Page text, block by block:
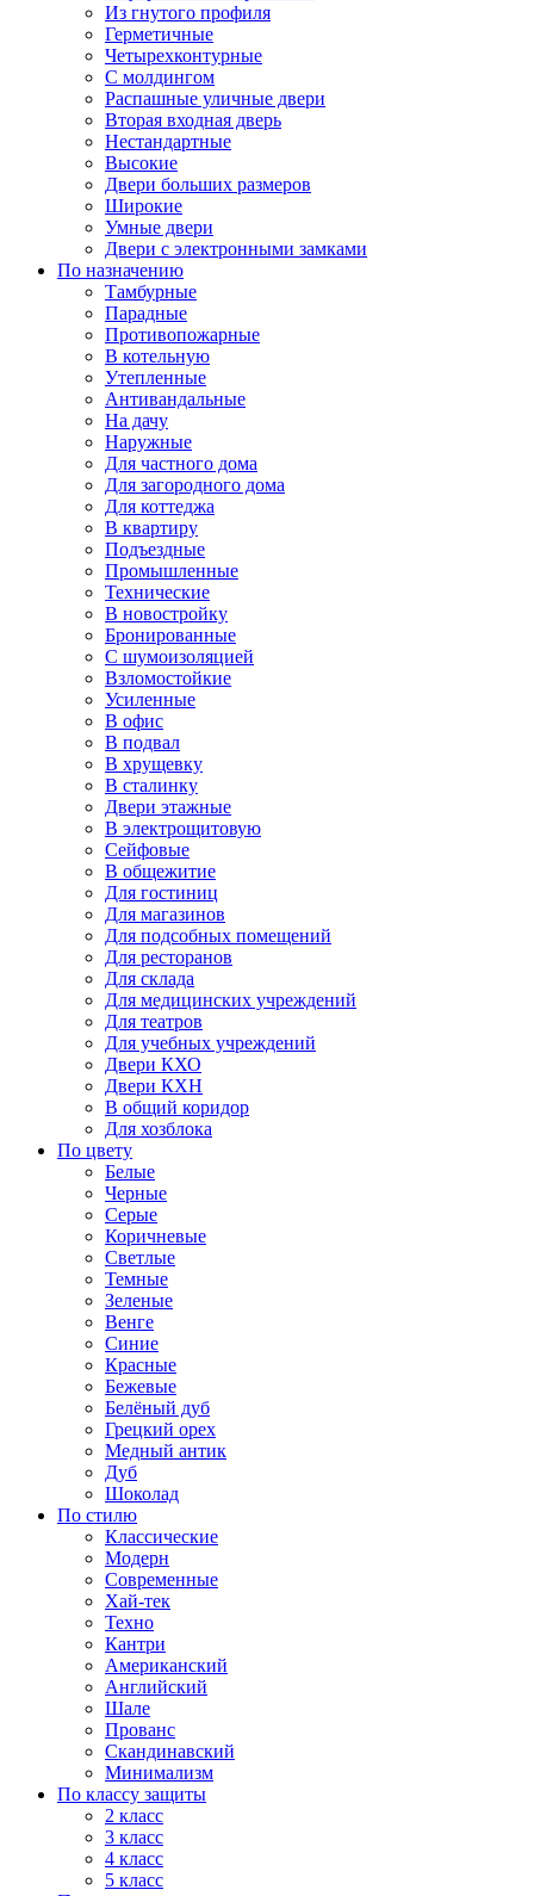
Из гнутого профиля
Герметичные
Четырехконтурные
С молдингом
Распашные уличные двери
Вторая входная дверь
Нестандартные
Высокие
Двери больших размеров
Широкие
Умные двери
Двери с электронными замками
По назначению
Тамбурные
Парадные
Противопожарные
В котельную
Утепленные
Антивандальные
На дачу
Наружные
Для частного дома
Для загородного дома
Для коттеджа
В квартиру
Подъездные
Промышленные
Технические
В новостройку
Бронированные
С шумоизоляцией
Взломостойкие
Усиленные
В офис
В подвал
В хрущевку
В сталинку
Двери этажные
В электрощитовую
Сейфовые
В общежитие
Для гостиниц
Для магазинов
Для подсобных помещений
Для ресторанов
Для склада
Для медицинских учреждений
Для театров
Для учебных учреждений
Двери КХО
Двери КХН
В общий коридор
Для хозблока
По цвету
Белые
Черные
Серые
Коричневые
Светлые
Темные
Зеленые
Венге
Синие
Красные
Бежевые
Белёный дуб
Грецкий орех
Медный антик
Дуб
Шоколад
По стилю
Классические
Модерн
Современные
Хай-тек
Техно
Кантри
Американский
Английский
Шале
Прованс
Скандинавский
Минимализм
По классу защиты
2 класс
3 класс
4 класс
5 класс